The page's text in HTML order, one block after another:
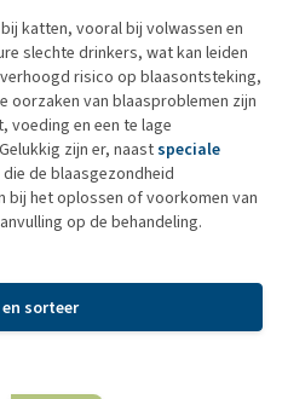
katten, vooral bij volwassen en
slechte drinkers, wat kan leiden
risico op blaasontsteking,
oorzaken van blaasproblemen zijn
en een te lage
zijn er, naastspeciale
de blaasgezondheid
bij het oplossen of voorkomen van
op de behandeling.
sorteer